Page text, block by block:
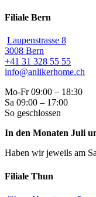
Filiale Bern
Laupenstrasse 8
3008 Bern
+41 31 328 55 55
info@anlikerhome.ch
Mo-Fr 09:00 – 18:30
Sa 09:00 – 17:00
So geschlossen
In den Monaten Juli
Haben wir jeweils am
Filiale Thun